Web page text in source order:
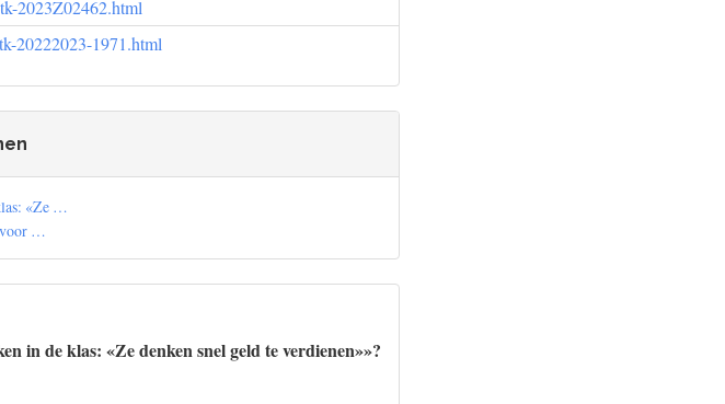
2023Z02462.html
20222023-1971.html
«Ze …
voor …
in de klas: «Ze denken snel geld te verdienen»»?